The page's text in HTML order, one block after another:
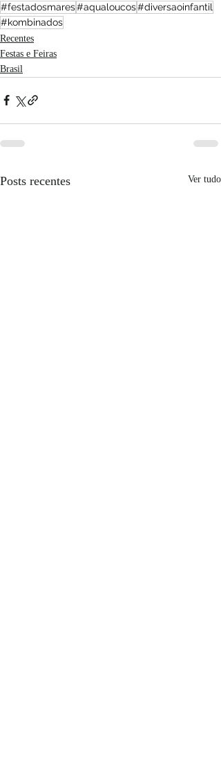
#festadosmares#aqualoucos#diversaoinfantil
#kombinados
Recentes
Festas e Feiras
Brasil
Posts recentes Ver tudo